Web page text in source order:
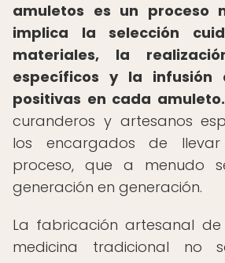
amuletos es un proceso
implica la selección
materiales, la
específicos y la infusión
positivas en cada amuleto.
curanderos y artesanos
los encargados de
proceso, que a menudo
generación en generación.
La fabricación artesanal
medicina tradicional no